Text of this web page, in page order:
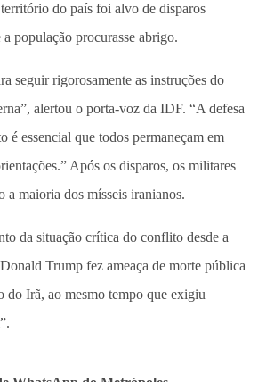
do país foi alvo de disparos
população procurasse abrigo.
seguir rigorosamente as instruções do
alertou o porta-voz da IDF. “A defesa
é essencial que todos permaneçam em
Após os disparos, os militares
a maioria dos mísseis iranianos.
da situação crítica do conflito desde a
Trump fez ameaça de morte pública
do Irã, ao mesmo tempo que exigiu